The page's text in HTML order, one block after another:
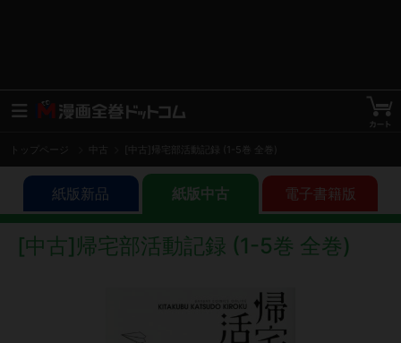
トップページ 中古 [中古]帰宅部活動記録 (1-5巻 全巻)
紙版新品 紙版中古 電子書籍版
[中古]帰宅部活動記録 (1-5巻 全巻)